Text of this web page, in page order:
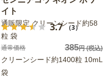
イト
3.7 （3）
通販限定 クリーンシード約58
粒 袋
通常価格 385円(税込)
クリーンシード約1400粒 10mL
袋